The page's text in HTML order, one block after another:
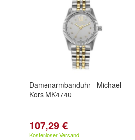
Damenarmbanduhr - Michael
Kors MK4740
107,29 €
Kostenloser Versand